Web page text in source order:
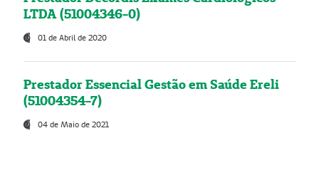
LTDA (51004346-0)
01 de Abril de 2020
Prestador Essencial Gestão em Saúde Ereli
(51004354-7)
04 de Maio de 2021